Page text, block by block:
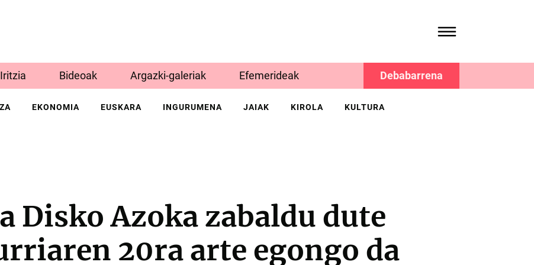
Iritzia Bideoak Argazki-galeriak Efemerideak Debabarrena
EKONOMIA EUSKARA INGURUMENA JAIAK KIROLA KULTURA
Disko Azoka zabaldu dute
20ra arte egongo da